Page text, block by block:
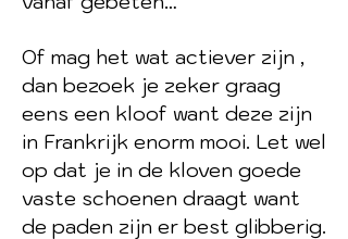
Of mag het wat actiever zijn ,
dan bezoek je zeker graag
eens een kloof want deze zijn
in Frankrijk enorm mooi. Let wel
op dat je in de kloven goede
vaste schoenen draagt want
de paden zijn er best glibberig.